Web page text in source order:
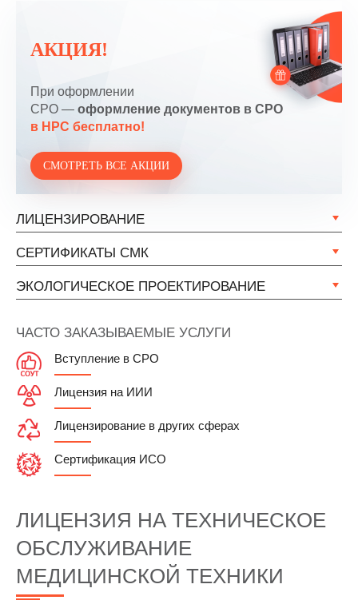
АКЦИЯ!
При оформлении
СРО — оформление документов в СРО
в НРС бесплатно!
СМОТРЕТЬ ВСЕ АКЦИИ
ЛИЦЕНЗИРОВАНИЕ
СЕРТИФИКАТЫ СМК
ЭКОЛОГИЧЕСКОЕ ПРОЕКТИРОВАНИЕ
ЧАСТО ЗАКАЗЫВАЕМЫЕ УСЛУГИ
Вступление в СРО
Лицензия на ИИИ
Лицензирование в других сферах
Сертификация ИСО
ЛИЦЕНЗИЯ НА ТЕХНИЧЕСКОЕ
ОБСЛУЖИВАНИЕ
МЕДИЦИНСКОЙ ТЕХНИКИ